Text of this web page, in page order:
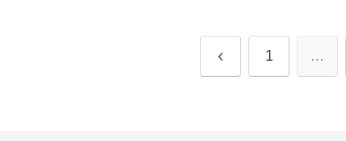
前 1 …